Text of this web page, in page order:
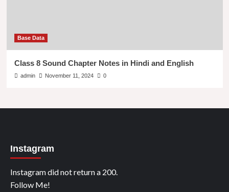
Base Data
Class 8 Sound Chapter Notes in Hindi and English
admin November 11, 2024 0
Instagram
Instagram did not return a 200.
Follow Me!